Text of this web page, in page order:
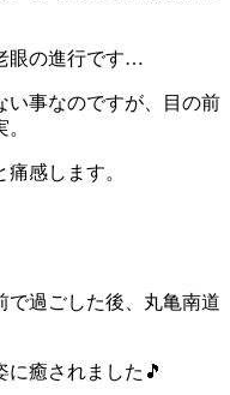
眼の進行です…
い事なのですが、目の前
感します。
で過ごした後、丸亀南道
癒されました🎵